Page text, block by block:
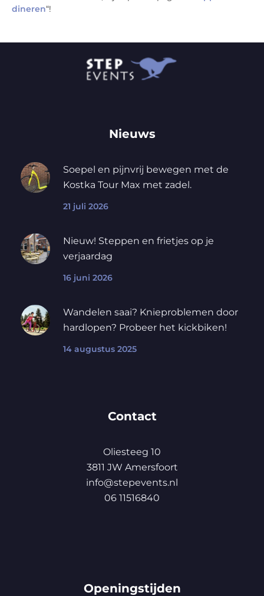
dineren“!
Nieuws
Soepel en pijnvrij bewegen met de
Kostka Tour Max met zadel.
21 juli 2026
Nieuw! Steppen en frietjes op je
verjaardag
16 juni 2026
Wandelen saai? Knieproblemen door
hardlopen? Probeer het kickbiken!
14 augustus 2025
Contact
Oliesteeg 10
3811 JW Amersfoort
info@stepevents.nl
06 11516840
Openingstijden